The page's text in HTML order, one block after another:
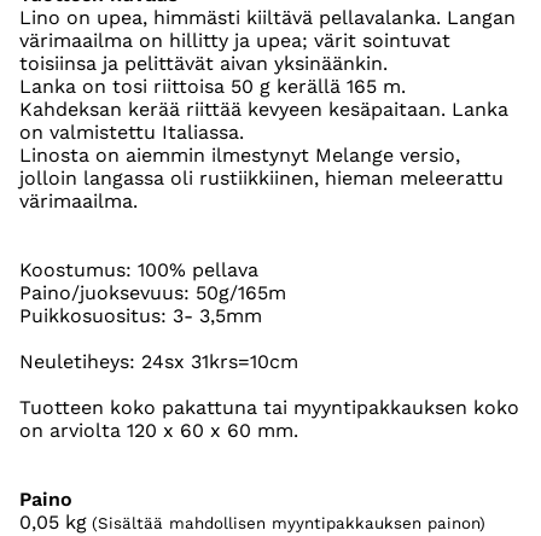
Lino on upea, himmästi kiiltävä pellavalanka. Langan
värimaailma on hillitty ja upea; värit sointuvat
toisiinsa ja pelittävät aivan yksinäänkin.
Lanka on tosi riittoisa 50 g kerällä 165 m.
Kahdeksan kerää riittää kevyeen kesäpaitaan. Lanka
on valmistettu Italiassa.
Linosta on aiemmin ilmestynyt Melange versio,
jolloin langassa oli rustiikkiinen, hieman meleerattu
värimaailma.
Koostumus: 100% pellava
Paino/juoksevuus: 50g/165m
Puikkosuositus: 3- 3,5mm
Neuletiheys: 24sx 31krs=10cm
Tuotteen koko pakattuna tai myyntipakkauksen koko
on arviolta 120 x 60 x 60 mm.
Paino
0,05 kg (Sisältää mahdollisen myyntipakkauksen painon)